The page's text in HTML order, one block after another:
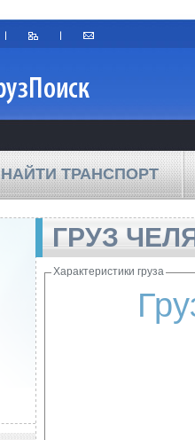
НАЙТИ ТРАНСПОРТ
ГРУЗ
Характеристики груза